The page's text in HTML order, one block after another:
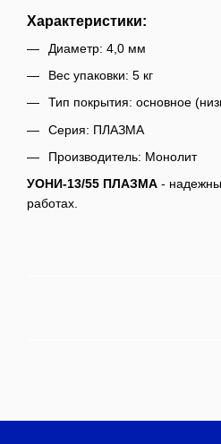
Характеристики:
Диаметр: 4,0 мм
Вес упаковки: 5 кг
Тип покрытия: основное
Серия: ПЛАЗМА
Производитель: Монолит
УОНИ-13/55 ПЛАЗМА -
работах.